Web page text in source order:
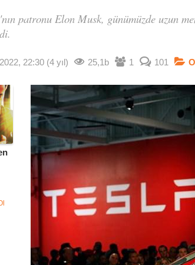
patronu Elon Musk, günümüzde uzun
22:30 (4 yıl) 25,1b 1 101